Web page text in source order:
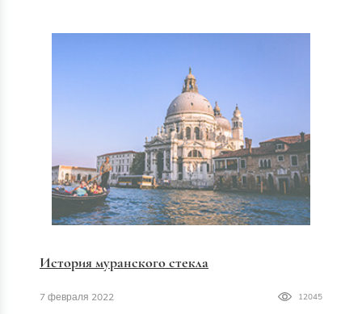
История муранского стекла
7 февраля 2022 12045